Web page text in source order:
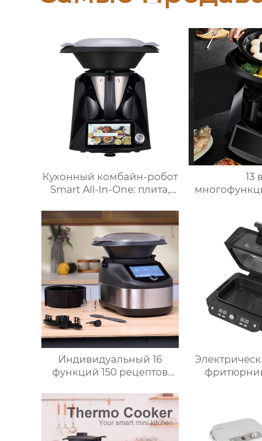
Кухонный комбайн-робот
Smart All-In-One: плита,
соковыжималка, блендер,
кипяток, замешивание,
взвешивание
13
сенсорный
Индивидуальный 16
функций 150 рецептов
Kitchen Appliance
Электрический
многофункциональный
кухонный комбайн
умной